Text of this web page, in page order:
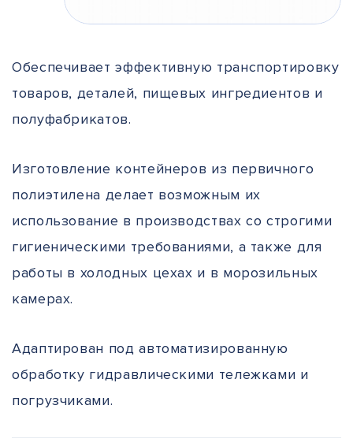
Обеспечивает эффективную транспортировку
товаров, деталей, пищевых ингредиентов и
полуфабрикатов.
Изготовление контейнеров из первичного
полиэтилена делает возможным их
использование в производствах со строгими
гигиеническими требованиями, а также для
работы в холодных цехах и в морозильных
камерах.
Адаптирован под автоматизированную
обработку гидравлическими тележками и
погрузчиками.